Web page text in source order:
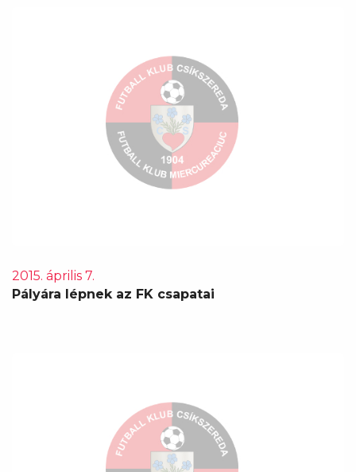
2015. április 7.
Pályára lépnek az FK csapatai